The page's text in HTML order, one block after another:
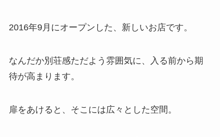
2016年9月にオープンした、新しいお店です。
なんだか別荘感ただよう雰囲気に、入る前から期
待が高まります。
扉をあけると、そこには広々とした空間。